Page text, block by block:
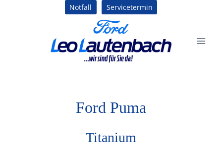
Notfall Servicetermin
Ford Puma
Titanium